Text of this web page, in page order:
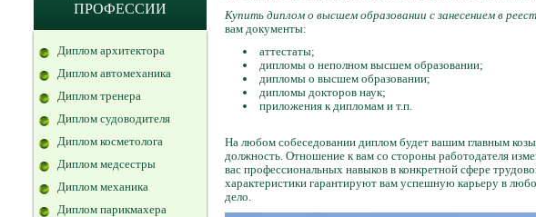
ПРОФЕССИИ
Диплом архитектора
Диплом автомеханика
Диплом тренера
Диплом судоводителя
Диплом косметолога
Диплом медсестры
Диплом механика
Диплом парикмахера
Купить диплом о высшем образовании с занесением в
вам документы:
аттестаты;
дипломы о неполном высшем образовании;
дипломы о высшем образовании;
дипломы докторов наук;
приложения к дипломам и т.п.
На любом собеседовании диплом будет вашим главным
должность. Отношение к вам со стороны работодателя
вас профессиональных навыков в конкретной сфере
характеристики гарантируют вам успешную карьеру в
дело.